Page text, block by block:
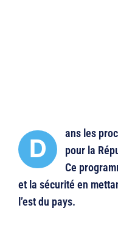
D
ans les
pour la
Ce
et la sécurité en
l’est du pays.